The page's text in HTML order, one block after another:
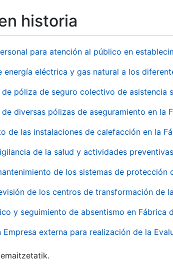
historia
para atención al público en
energía eléctrica y gas natural a los
póliza de seguro colectivo de asistencia
diversas pólizas de aseguramiento en la
de las instalaciones de calefacción en la
de la salud y actividades
de los sistemas de protección
de los centros de transformación de
y seguimiento de absentismo en Fábrica
externa para realización de la